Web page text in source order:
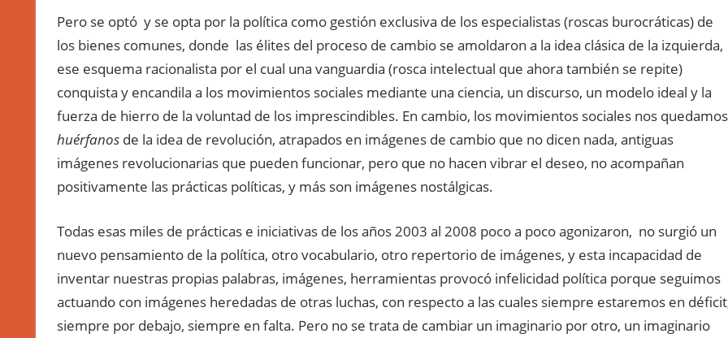
Pero se optó y se opta por la política como gestión exclusiva de los especialistas (roscas burocráticas) de
los bienes comunes, donde las élites del proceso de cambio se amoldaron a la idea clásica de la izquierda,
ese esquema racionalista por el cual una vanguardia (rosca intelectual que ahora también se repite)
conquista y encandila a los movimientos sociales mediante una ciencia, un discurso, un modelo ideal y la
fuerza de hierro de la voluntad de los imprescindibles. En cambio, los movimientos sociales nos quedamos
huérfanos de la idea de revolución, atrapados en imágenes de cambio que no dicen nada, antiguas
imágenes revolucionarias que pueden funcionar, pero que no hacen vibrar el deseo, no acompañan
positivamente las prácticas políticas, y más son imágenes nostálgicas.
Todas esas miles de prácticas e iniciativas de los años 2003 al 2008 poco a poco agonizaron, no surgió un
nuevo pensamiento de la política, otro vocabulario, otro repertorio de imágenes, y esta incapacidad de
inventar nuestras propias palabras, imágenes, herramientas provocó infelicidad política porque seguimos
actuando con imágenes heredadas de otras luchas, con respecto a las cuales siempre estaremos en
siempre por debajo, siempre en falta. Pero no se trata de cambiar un imaginario por otro, un imaginario